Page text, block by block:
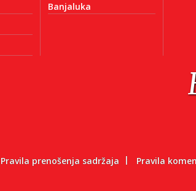
Banjaluka
Pravila prenošenja sadržaja Pravila